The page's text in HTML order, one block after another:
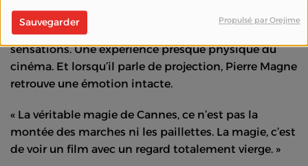
Sauvegarder Propulsé par Orejime
Mais Cannes reste avant tout une affaire de
sensations. Une expérience presque physique du
cinéma. Et lorsqu’il parle de projection, Pierre Magne
retrouve une émotion intacte.
« La véritable magie de Cannes, ce n’est pas la
montée des marches ni les paillettes. La magie, c’est
de voir un film avec un regard totalement vierge. »